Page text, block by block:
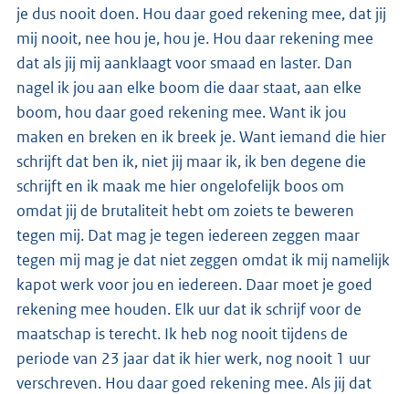
je dus nooit doen. Hou daar goed rekening mee, dat jij
mij nooit, nee hou je, hou je. Hou daar rekening mee
dat als jij mij aanklaagt voor smaad en laster. Dan
nagel ik jou aan elke boom die daar staat, aan elke
boom, hou daar goed rekening mee. Want ik jou
maken en breken en ik breek je. Want iemand die hier
schrijft dat ben ik, niet jij maar ik, ik ben degene die
schrijft en ik maak me hier ongelofelijk boos om
omdat jij de brutaliteit hebt om zoiets te beweren
tegen mij. Dat mag je tegen iedereen zeggen maar
tegen mij mag je dat niet zeggen omdat ik mij namelijk
kapot werk voor jou en iedereen. Daar moet je goed
rekening mee houden. Elk uur dat ik schrijf voor de
maatschap is terecht. Ik heb nog nooit tijdens de
periode van 23 jaar dat ik hier werk, nog nooit 1 uur
verschreven. Hou daar goed rekening mee. Als jij dat